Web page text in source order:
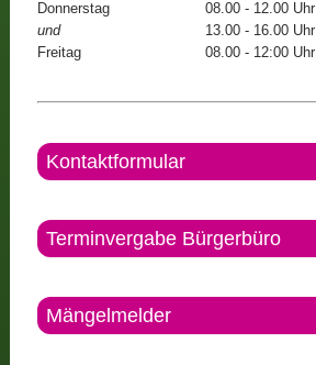
Donnerstag
08.00 - 12.00 Uhr
und
13.00 - 16.00 Uhr
Freitag
08.00 - 12:00 Uhr
Kontaktformular
Terminvergabe Bürgerbüro
Mängelmelder